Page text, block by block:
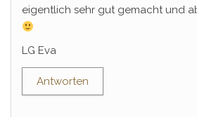
eigentlich sehr gut gemacht und
LG Eva
Antworten